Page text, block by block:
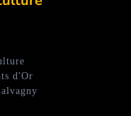
d'Or